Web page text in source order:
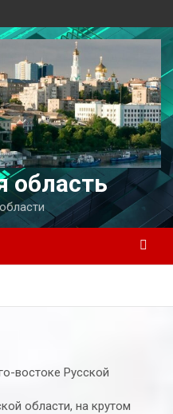
область
востоке Русской
области, на крутом